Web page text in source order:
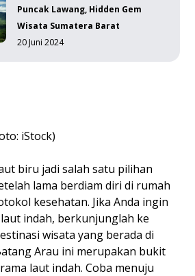
Puncak Lawang, Hidden Gem
Wisata Sumatera Barat
20 Juni 2024
iStock)
biru jadi salah satu pilihan
lama berdiam diri di rumah
kesehatan. Jika Anda ingin
indah, berkunjunglah ke
wisata yang berada di
Arau ini merupakan bukit
laut indah. Coba menuju